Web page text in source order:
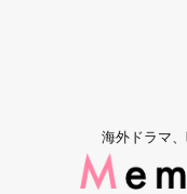
海外ドラマ